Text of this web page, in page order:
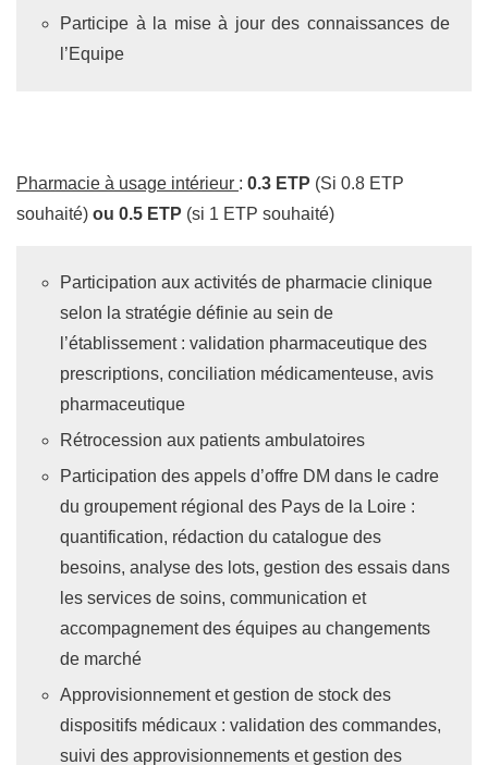
Participe à la mise à jour des connaissances de
l’Equipe
Pharmacie à usage intérieur : 0.3 ETP (Si 0.8 ETP
souhaité) ou 0.5 ETP (si 1 ETP souhaité)
Participation aux activités de pharmacie clinique
selon la stratégie définie au sein de
l’établissement : validation pharmaceutique des
prescriptions, conciliation médicamenteuse, avis
pharmaceutique
Rétrocession aux patients ambulatoires
Participation des appels d’offre DM dans le cadre
du groupement régional des Pays de la Loire :
quantification, rédaction du catalogue des
besoins, analyse des lots, gestion des essais dans
les services de soins, communication et
accompagnement des équipes au changements
de marché
Approvisionnement et gestion de stock des
dispositifs médicaux : validation des commandes,
suivi des approvisionnements et gestion des